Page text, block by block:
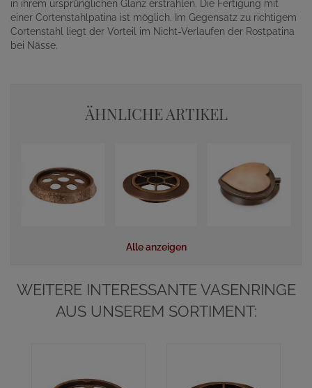
in ihrem ursprünglichen Glanz erstrahlen. Die Fertigung mit
einer Cortenstahlpatina ist möglich. Im Gegensatz zu richtigem
Cortenstahl liegt der Vorteil im Nicht-Verlaufen der Rostpatina
bei Nässe.
ÄHNLICHE ARTIKEL
Alle anzeigen
WEITERE INTERESSANTE VASENRINGE
AUS UNSEREM SORTIMENT: